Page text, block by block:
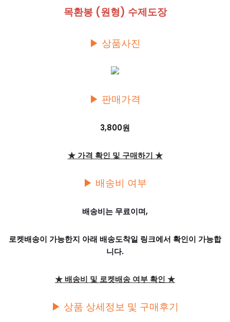
목환봉 (원형) 수제도장
▶ 상품사진
▶ 판매가격
3,800원
★ 가격 확인 및 구매하기 ★
▶ 배송비 여부
배송비는 무료이며,
로켓배송이 가능한지 아래 배송도착일 링크에서 확인이 가능합
니다.
★ 배송비 및 로켓배송 여부 확인 ★
▶ 상품 상세정보 및 구매후기